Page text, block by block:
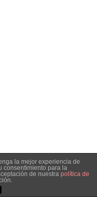
la mejor experiencia de
consentimiento para la
de nuestra política de